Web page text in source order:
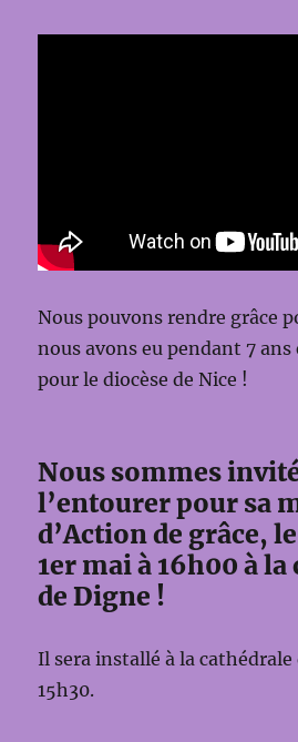
Nous pouvons rendre grâce
nous avons eu pendant 7
pour le diocèse de Nice !
Nous sommes
l’entourer pour sa
d’Action de grâce,
1er mai à 16h00 à
de Digne !
Il sera installé à la cathédrale
15h30.